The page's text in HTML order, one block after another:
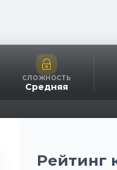
СЛОЖНОСТЬ
Средняя
Рейтинг